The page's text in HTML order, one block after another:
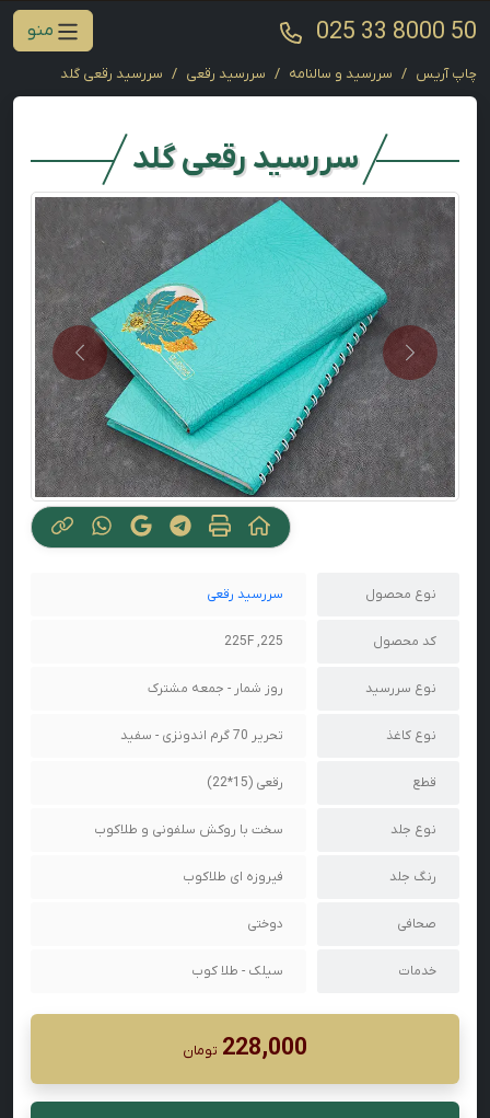
025 33 8000 50 منو
چاپ آریس سررسید و سالنامه سررسید رقعی سررسید رقعی گلد
سررسید رقعی گلد
Previous
Next
نوع محصول سررسید رقعی
کد محصول 225, 225F
نوع سررسید روز شمار - جمعه مشترک
نوع کاغذ تحریر 70 گرم اندونزی - سفید
قطع رقعی (15*22)
نوع جلد سخت با روکش سلفونی و طلاکوب
رنگ جلد فیروزه ای طلاکوب
صحافی دوختی
خدمات سیلک - طلا کوب
228,000 تومان